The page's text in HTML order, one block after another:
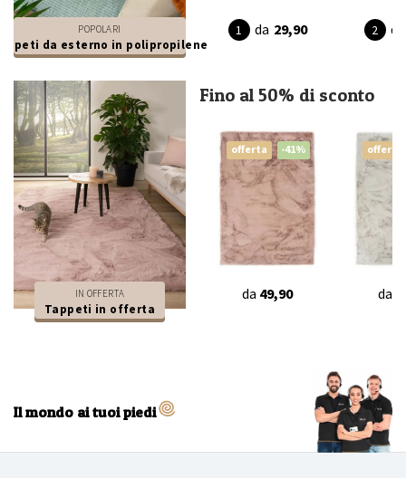
POPOLARI
da esterno in polipropilene
da 29,90 da
IN OFFERTA
Tappeti in offerta
Fino al 50% di sconto
offerta -41%
da 49,90
offerta
da
Il mondo ai tuoi piedi